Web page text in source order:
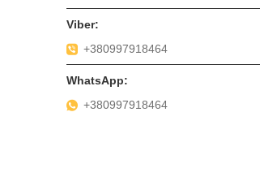
+380997918464
+380997918464